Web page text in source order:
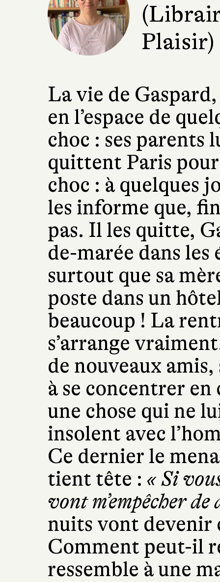
Plaisir)
La vie de
en l’espace de
choc : ses parents
quittent Paris
choc : à quelques
les informe que,
pas. Il les quitte,
de-marée dans
surtout que sa
poste dans un
beaucoup ! La
s’arrange
de nouveaux
à se concentrer
une chose qui ne
insolent avec
Ce dernier le
tient tête : « Si
vont m’empêcher
nuits vont devenir
Comment peut-il
ressemble à une